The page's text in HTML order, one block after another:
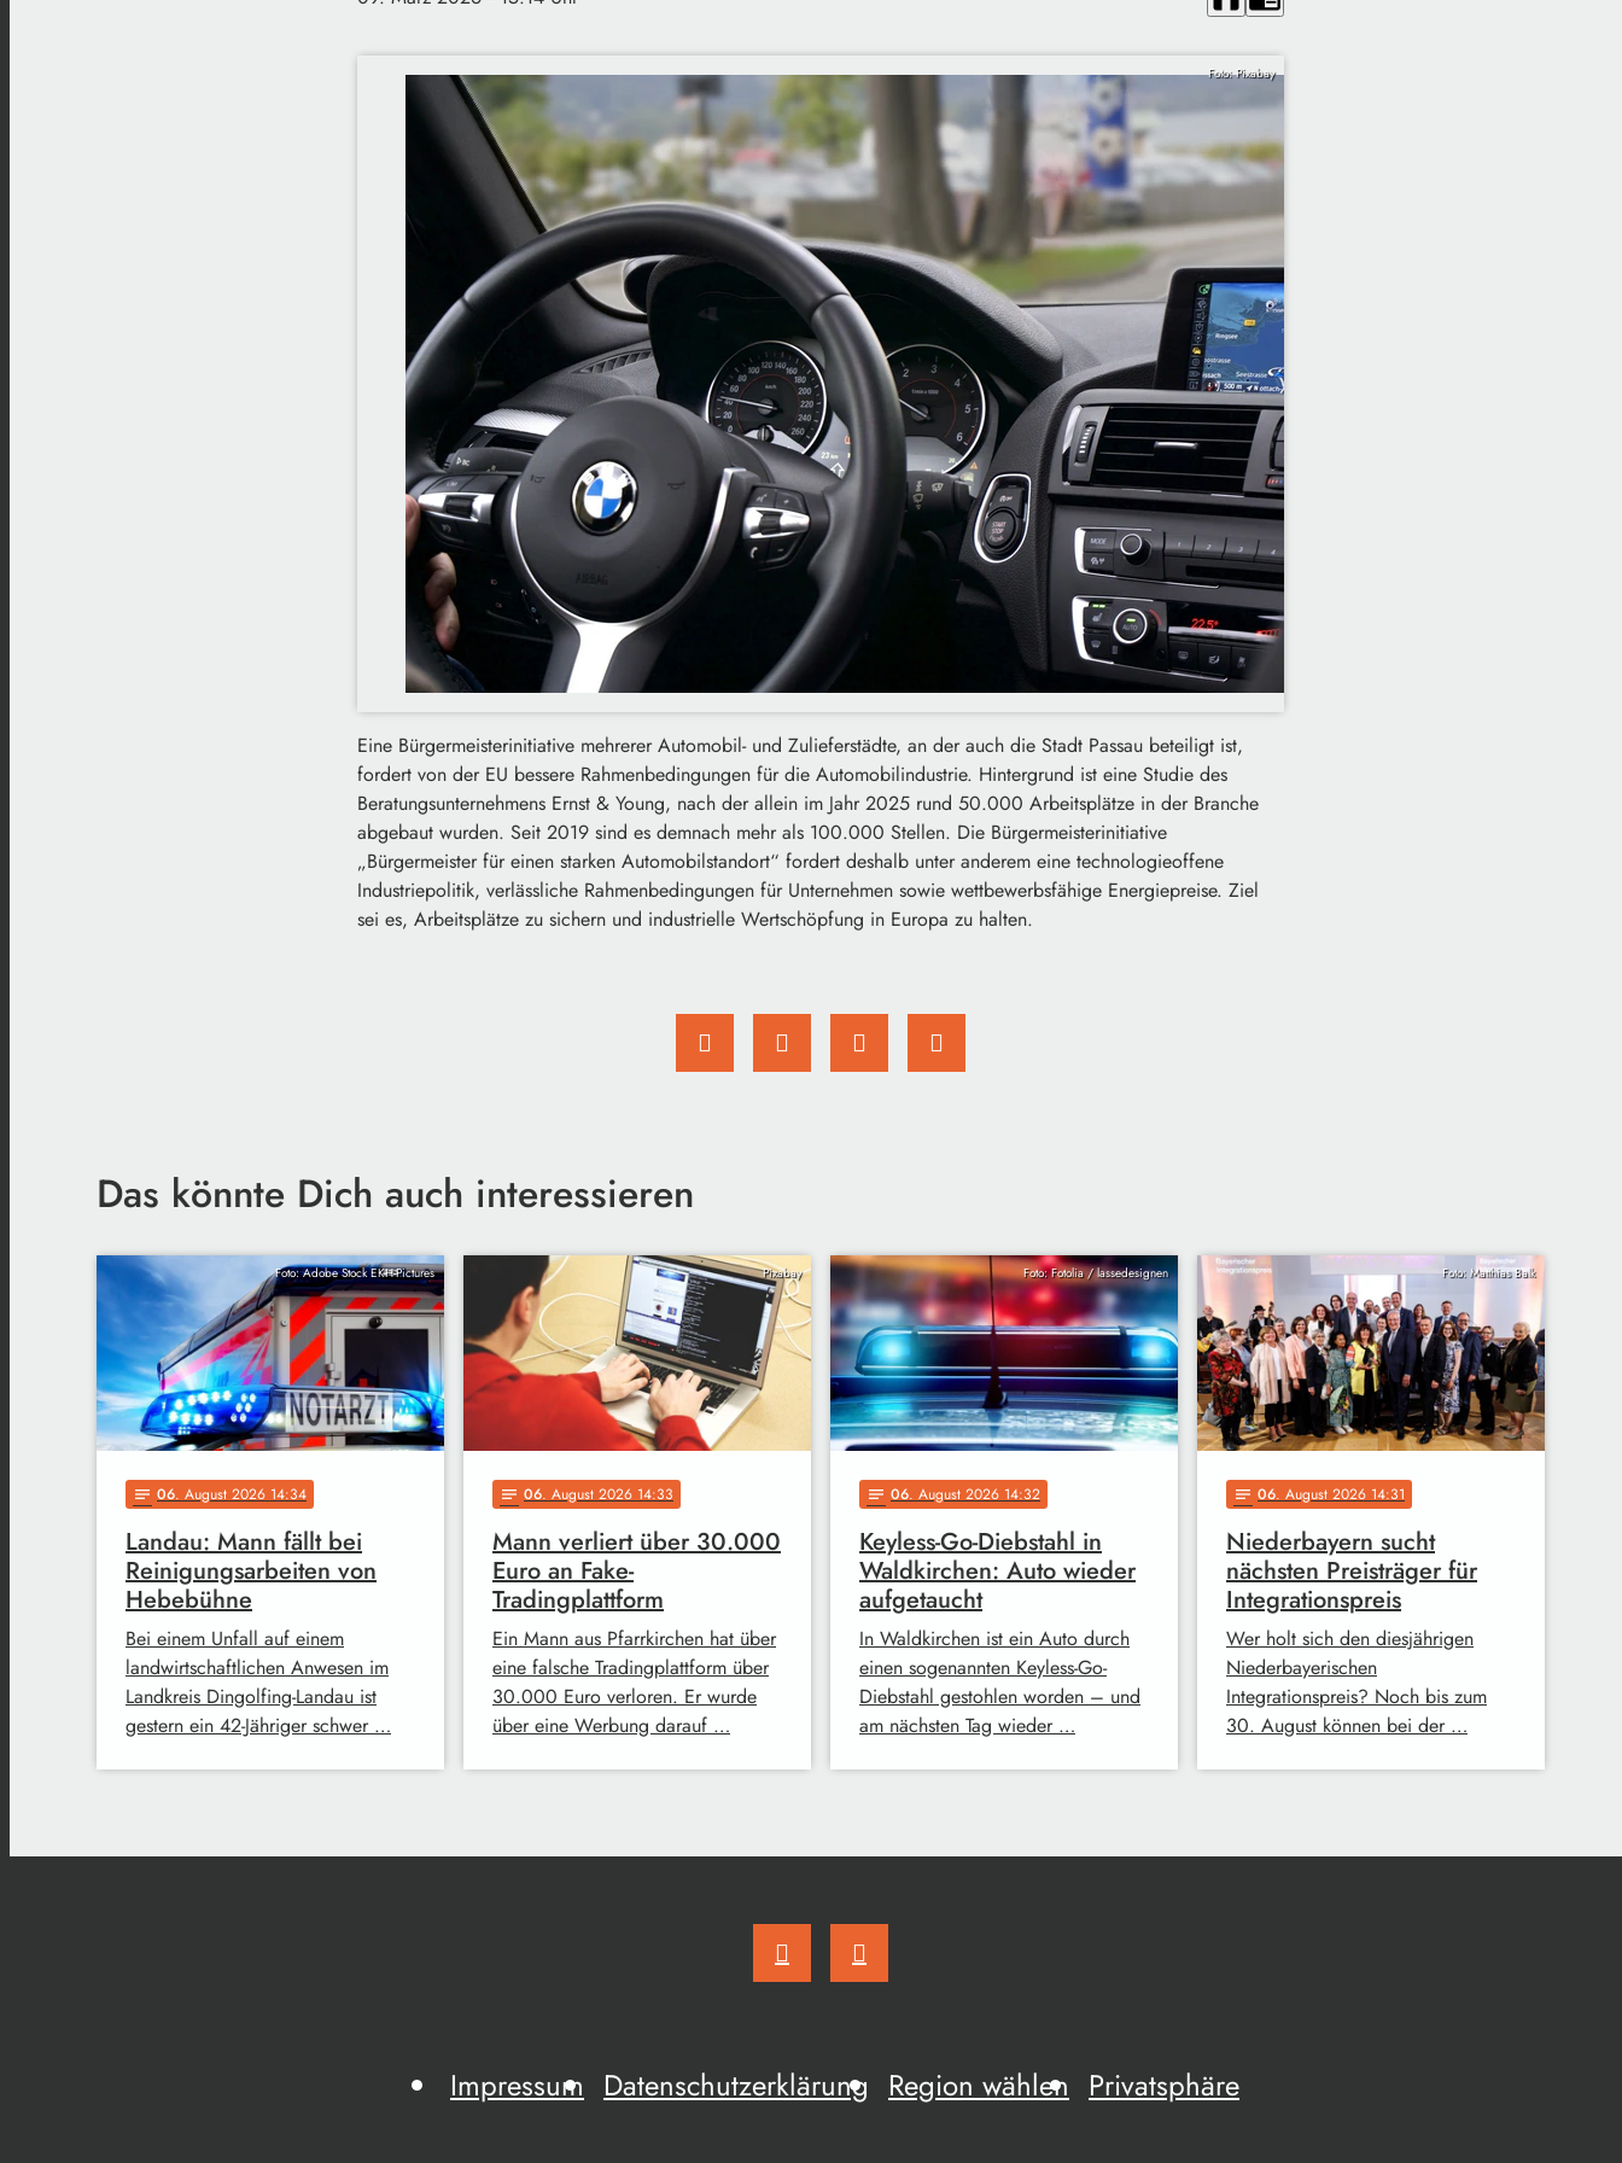
Foto: Pixabay
Eine Bürgermeisterinitiative mehrerer Automobil- und Zulieferstädte, an der auch die Stadt Passau beteiligt ist,
fordert von der EU bessere Rahmenbedingungen für die Automobilindustrie. Hintergrund ist eine Studie des
Beratungsunternehmens Ernst & Young, nach der allein im Jahr 2025 rund 50.000 Arbeitsplätze in der Branche
abgebaut wurden. Seit 2019 sind es demnach mehr als 100.000 Stellen. Die Bürgermeisterinitiative
„Bürgermeister für einen starken Automobilstandort“ fordert deshalb unter anderem eine technologieoffene
Industriepolitik, verlässliche Rahmenbedingungen für Unternehmen sowie wettbewerbsfähige Energiepreise. Ziel
sei es, Arbeitsplätze zu sichern und industrielle Wertschöpfung in Europa zu halten.
Das könnte Dich auch interessieren
Foto: Adobe Stock EKH-Pictures
notes 06. August 2026 14:34
Landau: Mann fällt bei
Reinigungsarbeiten von
Hebebühne
Bei einem Unfall auf einem
landwirtschaftlichen Anwesen im
Landkreis Dingolfing-Landau ist
gestern ein 42-Jähriger schwer …
Pixabay
notes 06. August 2026 14:33
Mann verliert über 30.000
Euro an Fake-
Tradingplattform
Ein Mann aus Pfarrkirchen hat über
eine falsche Tradingplattform über
30.000 Euro verloren. Er wurde
über eine Werbung darauf …
Foto: Fotolia / lassedesignen
notes 06. August 2026 14:32
Keyless-Go-Diebstahl in
Waldkirchen: Auto wieder
aufgetaucht
In Waldkirchen ist ein Auto durch
einen sogenannten Keyless-Go-
Diebstahl gestohlen worden – und
am nächsten Tag wieder …
Foto: Matthias Balk
notes 06. August 2026 14:31
Niederbayern sucht
nächsten Preisträger für
Integrationspreis
Wer holt sich den diesjährigen
Niederbayerischen
Integrationspreis? Noch bis zum
30. August können bei der …
Impressum Datenschutzerklärung Region wählen Privatsphäre